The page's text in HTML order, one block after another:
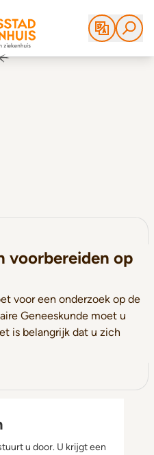
voorbereiden op
voor een onderzoek op de
Geneeskunde moet u
is belangrijk dat u zich
u door. U krijgt een